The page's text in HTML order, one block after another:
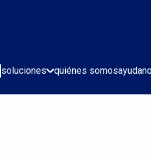
soluciones quiénes somosayuda